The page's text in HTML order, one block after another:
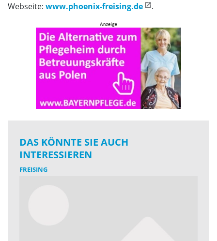
Webseite: www.phoenix-freising.de .
DAS KÖNNTE SIE AUCH
INTERESSIEREN
FREISING